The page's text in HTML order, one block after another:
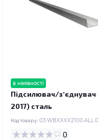
в наявності
Підсилювач/
2017) сталь
Код товару:
0